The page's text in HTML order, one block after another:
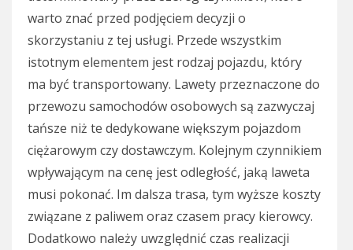
warto znać przed podjęciem decyzji o
skorzystaniu z tej usługi. Przede wszystkim
istotnym elementem jest rodzaj pojazdu, który
ma być transportowany. Lawety przeznaczone do
przewozu samochodów osobowych są zazwyczaj
tańsze niż te dedykowane większym pojazdom
ciężarowym czy dostawczym. Kolejnym czynnikiem
wpływającym na cenę jest odległość, jaką laweta
musi pokonać. Im dalsza trasa, tym wyższe koszty
związane z paliwem oraz czasem pracy kierowcy.
Dodatkowo należy uwzględnić czas realizacji